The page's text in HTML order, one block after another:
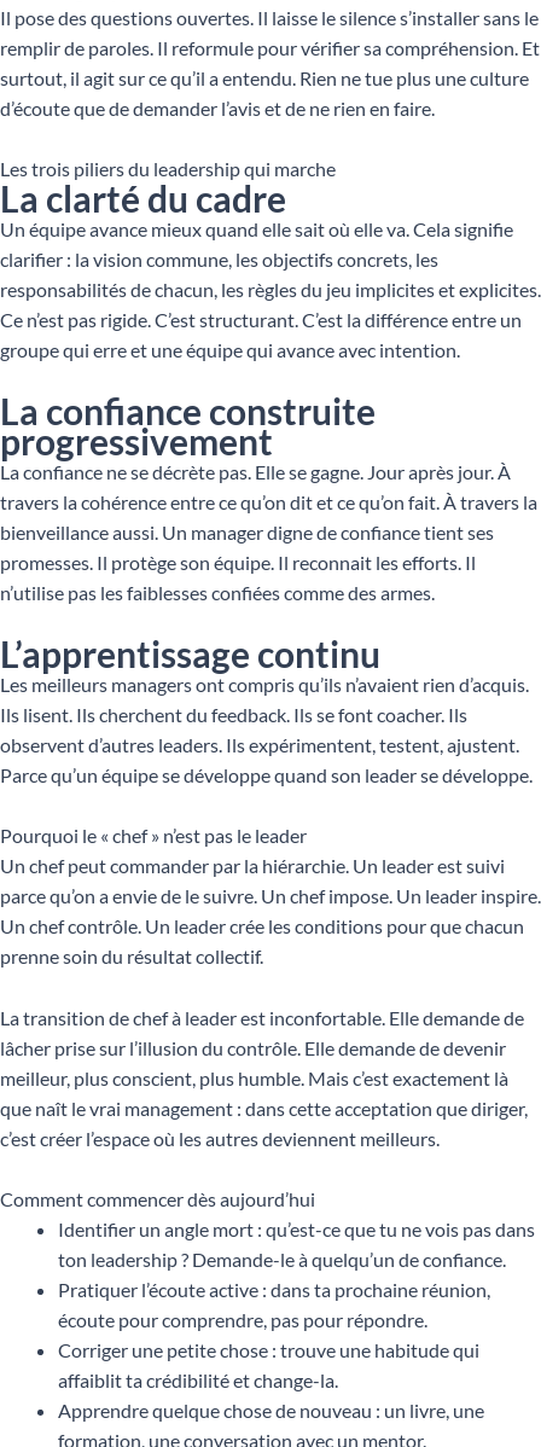
Il pose des questions ouvertes. Il laisse le silence s’installer sans le
remplir de paroles. Il reformule pour vérifier sa compréhension. Et
surtout, il agit sur ce qu’il a entendu. Rien ne tue plus une culture
d’écoute que de demander l’avis et de ne rien en faire.
Les trois piliers du leadership qui marche
La clarté du cadre
Un équipe avance mieux quand elle sait où elle va. Cela signifie
clarifier : la vision commune, les objectifs concrets, les
responsabilités de chacun, les règles du jeu implicites et explicites.
Ce n’est pas rigide. C’est structurant. C’est la différence entre un
groupe qui erre et une équipe qui avance avec intention.
La confiance construite
progressivement
La confiance ne se décrète pas. Elle se gagne. Jour après jour. À
travers la cohérence entre ce qu’on dit et ce qu’on fait. À travers la
bienveillance aussi. Un manager digne de confiance tient ses
promesses. Il protège son équipe. Il reconnait les efforts. Il
n’utilise pas les faiblesses confiées comme des armes.
L’apprentissage continu
Les meilleurs managers ont compris qu’ils n’avaient rien d’acquis.
Ils lisent. Ils cherchent du feedback. Ils se font coacher. Ils
observent d’autres leaders. Ils expérimentent, testent, ajustent.
Parce qu’un équipe se développe quand son leader se développe.
Pourquoi le « chef » n’est pas le leader
Un chef peut commander par la hiérarchie. Un leader est suivi
parce qu’on a envie de le suivre. Un chef impose. Un leader inspire.
Un chef contrôle. Un leader crée les conditions pour que chacun
prenne soin du résultat collectif.
La transition de chef à leader est inconfortable. Elle demande de
lâcher prise sur l’illusion du contrôle. Elle demande de devenir
meilleur, plus conscient, plus humble. Mais c’est exactement là
que naît le vrai management : dans cette acceptation que diriger,
c’est créer l’espace où les autres deviennent meilleurs.
Comment commencer dès aujourd’hui
Identifier un angle mort : qu’est-ce que tu ne vois pas dans
ton leadership ? Demande-le à quelqu’un de confiance.
Pratiquer l’écoute active : dans ta prochaine réunion,
écoute pour comprendre, pas pour répondre.
Corriger une petite chose : trouve une habitude qui
affaiblit ta crédibilité et change-la.
Apprendre quelque chose de nouveau : un livre, une
formation, une conversation avec un mentor.